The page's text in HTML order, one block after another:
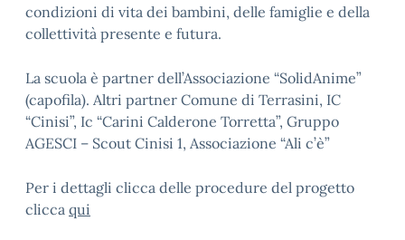
condizioni di vita dei bambini, delle famiglie e della
collettività presente e futura.
La scuola è partner dell’Associazione “SolidAnime”
(capofila). Altri partner Comune di Terrasini, IC
“Cinisi”, Ic “Carini Calderone Torretta”, Gruppo
AGESCI – Scout Cinisi 1, Associazione “Ali c’è”
Per i dettagli clicca delle procedure del progetto
clicca qui